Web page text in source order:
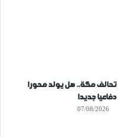
تحالف مكة.. هل يولد محورا
دفاعيا جديدا
07/08/2026